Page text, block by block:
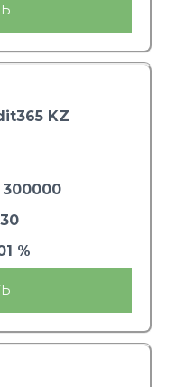
KZ
300000
30
%